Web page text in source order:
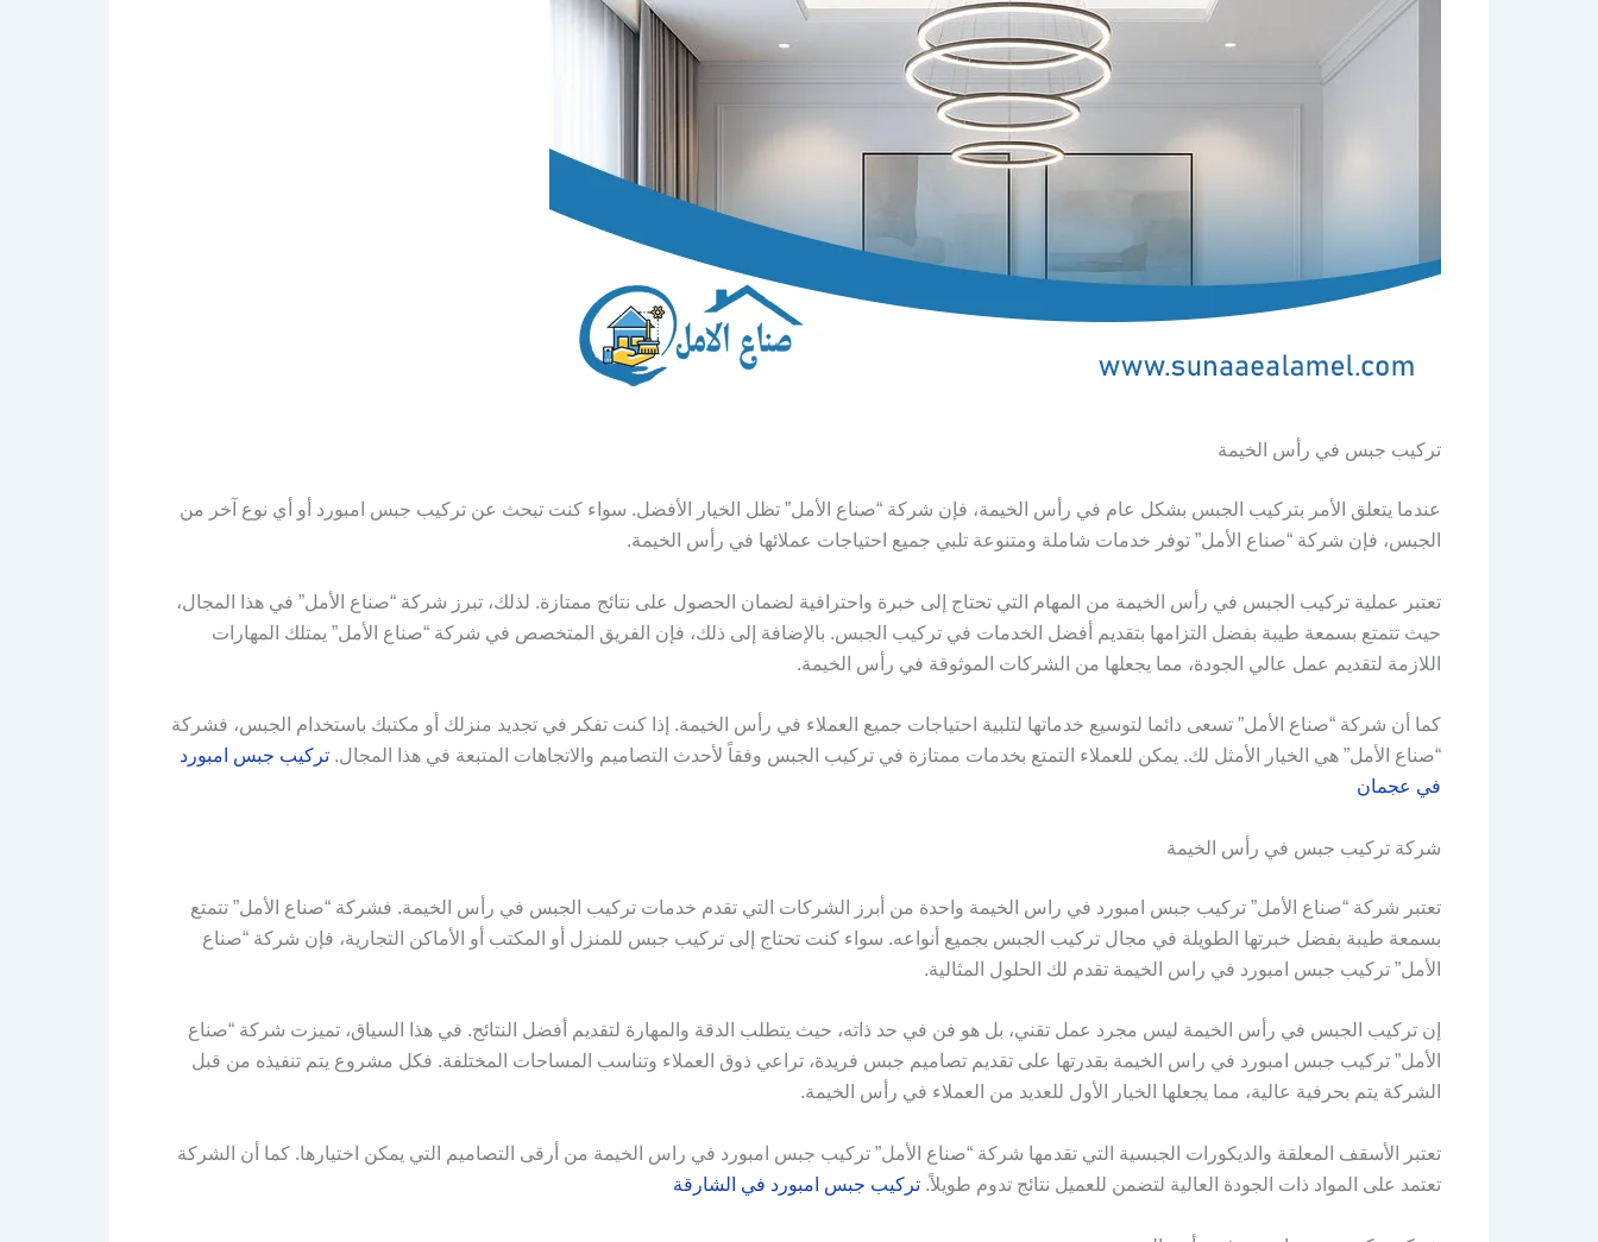
تركيب جبس في رأس الخيمة
عندما يتعلق الأمر بتركيب الجبس بشكل عام في رأس الخيمة، فإن شركة “صناع الأمل” تظل الخيار الأفضل. سواء كنت تبحث عن تركيب جبس امبورد أو أي نوع آخر من
الجبس، فإن شركة “صناع الأمل” توفر خدمات شاملة ومتنوعة تلبي جميع احتياجات عملائها في رأس الخيمة.
تعتبر عملية تركيب الجبس في رأس الخيمة من المهام التي تحتاج إلى خبرة واحترافية لضمان الحصول على نتائج ممتازة. لذلك، تبرز شركة “صناع الأمل” في هذا المجال،
حيث تتمتع بسمعة طيبة بفضل التزامها بتقديم أفضل الخدمات في تركيب الجبس. بالإضافة إلى ذلك، فإن الفريق المتخصص في شركة “صناع الأمل” يمتلك المهارات
اللازمة لتقديم عمل عالي الجودة، مما يجعلها من الشركات الموثوقة في رأس الخيمة.
كما أن شركة “صناع الأمل” تسعى دائما لتوسيع خدماتها لتلبية احتياجات جميع العملاء في رأس الخيمة. إذا كنت تفكر في تجديد منزلك أو مكتبك باستخدام الجبس، فشركة
“صناع الأمل” هي الخيار الأمثل لك. يمكن للعملاء التمتع بخدمات ممتازة في تركيب الجبس وفقاً لأحدث التصاميم والاتجاهات المتبعة في هذا المجال. تركيب جبس امبورد
في عجمان
شركة تركيب جبس في رأس الخيمة
تعتبر شركة “صناع الأمل” تركيب جبس امبورد في راس الخيمة واحدة من أبرز الشركات التي تقدم خدمات تركيب الجبس في رأس الخيمة. فشركة “صناع الأمل” تتمتع
بسمعة طيبة بفضل خبرتها الطويلة في مجال تركيب الجبس بجميع أنواعه. سواء كنت تحتاج إلى تركيب جبس للمنزل أو المكتب أو الأماكن التجارية، فإن شركة “صناع
الأمل” تركيب جبس امبورد في راس الخيمة تقدم لك الحلول المثالية.
إن تركيب الجبس في رأس الخيمة ليس مجرد عمل تقني، بل هو فن في حد ذاته، حيث يتطلب الدقة والمهارة لتقديم أفضل النتائج. في هذا السياق، تميزت شركة “صناع
الأمل” تركيب جبس امبورد في راس الخيمة بقدرتها على تقديم تصاميم جبس فريدة، تراعي ذوق العملاء وتناسب المساحات المختلفة. فكل مشروع يتم تنفيذه من قبل
الشركة يتم بحرفية عالية، مما يجعلها الخيار الأول للعديد من العملاء في رأس الخيمة.
تعتبر الأسقف المعلقة والديكورات الجبسية التي تقدمها شركة “صناع الأمل” تركيب جبس امبورد في راس الخيمة من أرقى التصاميم التي يمكن اختيارها. كما أن الشركة
تعتمد على المواد ذات الجودة العالية لتضمن للعميل نتائج تدوم طويلاً. تركيب جبس امبورد في الشارقة